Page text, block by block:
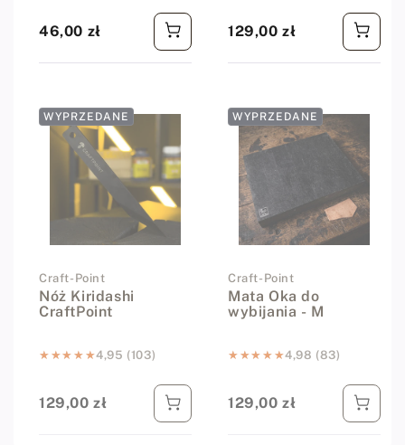
Cena regularna
46,00 zł Cena regularna
129,00 zł
WYPRZEDANE
Dostawca:
Craft-Point
Nóż Kiridashi
CraftPoint
★★★★★
★★★★★4,95 (103)
Cena regularna
129,00 zł
WYPRZEDANE
Dostawca:
Craft-Point
Mata Oka do
wybijania - M
★★★★★
★★★★★4,98 (83)
Cena regularna
129,00 zł